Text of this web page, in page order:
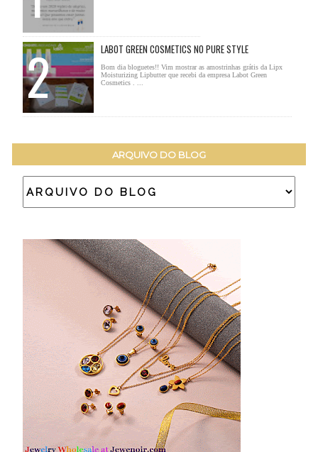
LABOT GREEN COSMETICS NO PURE STYLE
Bom dia bloguetes!! Vim mostrar as amostrinhas grátis da Lipx
Moisturizing Lipbutter que recebi da empresa Labot Green
Cosmetics . ...
ARQUIVO DO BLOG